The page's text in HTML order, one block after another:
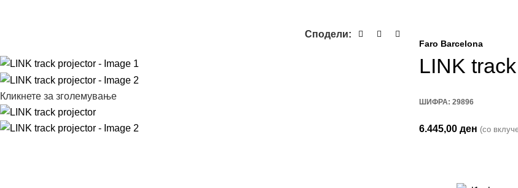
Сподели:
Кликнете за зголемување
Faro Barcelona
LINK
ШИФРА: 29896
6.445,00 ден (со